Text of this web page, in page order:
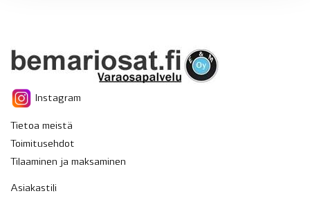
Instagram
Tietoa meistä
Toimitusehdot
Tilaaminen ja maksaminen
Asiakastili